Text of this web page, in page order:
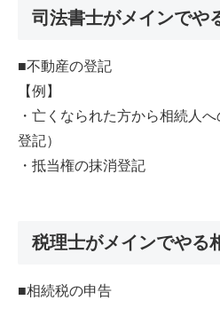
司法書士がメインでや
■不動産の登記
【例】
・亡くなられた方から相続人
登記）
・抵当権の抹消登記
税理士がメインでやる
■相続税の申告